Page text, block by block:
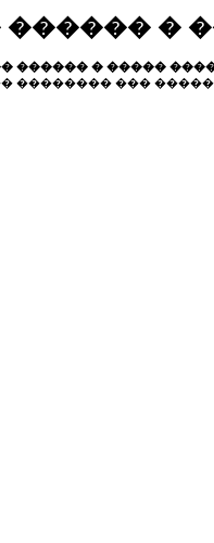
�
������ � �����
�������� ���